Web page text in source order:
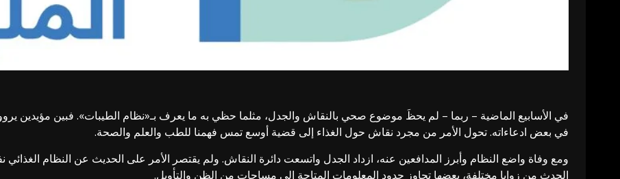
في الأسابيع الماضية – ربما – لم يحظَ موضوع صحي بالنقاش والجدل، مثلما حظي به ما يعرف بـ«نظام الطيبات». فبين
في بعض ادعاءاته. تحول الأمر من مجرد نقاش حول الغذاء إلى قضية أوسع تمس فهمنا للطب والعلم والصحة.
ومع وفاة واضع النظام وأبرز المدافعين عنه، ازداد الجدل واتسعت دائرة النقاش. ولم يقتصر الأمر على الحديث عن النظام
الحدث من زوايا مختلفة، بعضها تجاوز حدود المعلومات المتاحة إلى مساحات من الظن والتأويل.